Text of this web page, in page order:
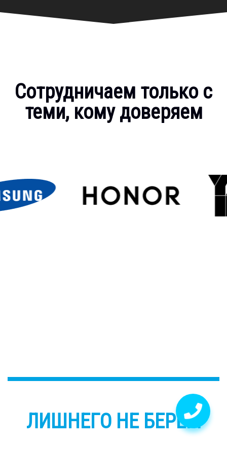
Сотрудничаем только с
теми, кому доверяем
ЛИШНЕГО НЕ БЕРЕМ